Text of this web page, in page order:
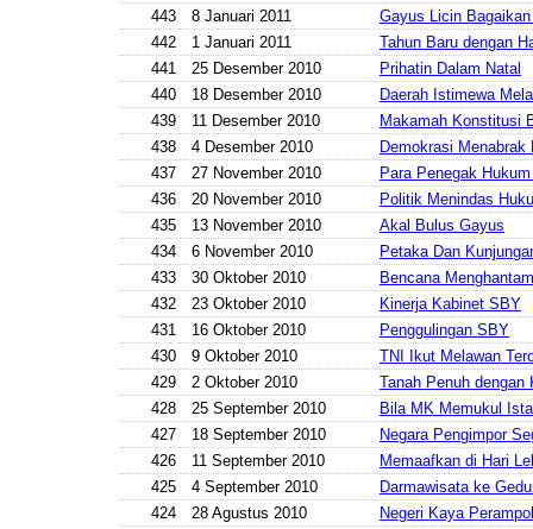
443
8 Januari 2011
Gayus Licin
442
1 Januari 2011
Tahun Baru dengan
441
25 Desember 2010
Prihatin Dalam Natal
440
18 Desember 2010
Daerah Istimewa
439
11 Desember 2010
Makamah Konstitusi
438
4 Desember 2010
Demokrasi Menabrak
437
27 November 2010
Para Penegak
436
20 November 2010
Politik Menindas
435
13 November 2010
Akal Bulus Gayus
434
6 November 2010
Petaka Dan
433
30 Oktober 2010
Bencana
432
23 Oktober 2010
Kinerja Kabinet SBY
431
16 Oktober 2010
Penggulingan SBY
430
9 Oktober 2010
TNI Ikut Melawan
429
2 Oktober 2010
Tanah Penuh dengan
428
25 September 2010
Bila MK Memukul
427
18 September 2010
Negara Pengimpor
426
11 September 2010
Memaafkan di Hari
425
4 September 2010
Darmawisata ke
424
28 Agustus 2010
Negeri Kaya